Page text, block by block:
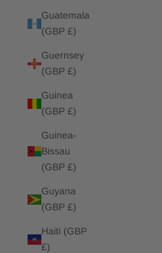
Guatemala
(GBP £)
Guernsey
(GBP £)
Guinea
(GBP £)
Guinea-
Bissau
(GBP £)
Guyana
(GBP £)
Haiti (GBP
£)